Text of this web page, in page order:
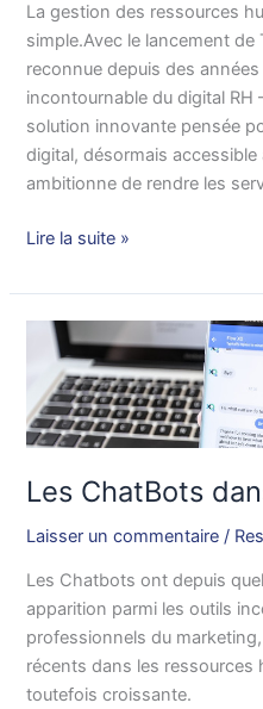
La gestion des ressources
simple.Avec le lancement
reconnue depuis des
incontournable du digital
solution innovante pensée
digital, désormais accessible
ambitionne de rendre les
une
révolution
pour
les
PME
Lire la suite »
Les ChatBots
Laisser un commentaire /
Les Chatbots ont depuis
apparition parmi les outils
professionnels du
récents dans les ressources
toutefois croissante.
Les
ChatBots
dans
les
RH